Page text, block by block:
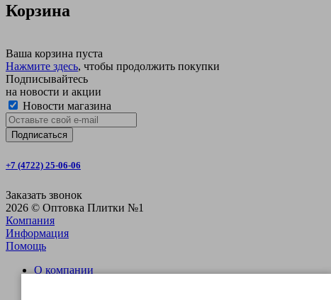
Корзина
Ваша корзина пуста
Нажмите здесь, чтобы продолжить покупки
Подписывайтесь
на новости и акции
Новости магазина
+7 (4722) 25-06-06
Заказать звонок
2026 © Оптовка Плитки №1
Компания
Информация
Помощь
О компании